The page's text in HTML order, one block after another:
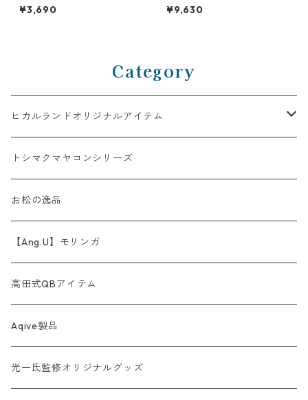
ード入り Hi-Ringo関数ギア
¥3,690
LIFE ーHi-Ringo Function G
earー
¥9,630
Category
ヒカルランドオリジナルアイテム
AINORI（愛意乗り）シリーズ
【第1弾】AINORI（愛意乗り）カード
【第2弾】AINORI（愛意乗り）カード（ほか）
ストール
波動シール＆カード
非常食セット
スピーカー
トシマクマヤコンシリーズ
お松の逸品
【Ang.U】モリンガ
高田式QBアイテム
Aqive製品
光一氏監修オリジナルグッズ